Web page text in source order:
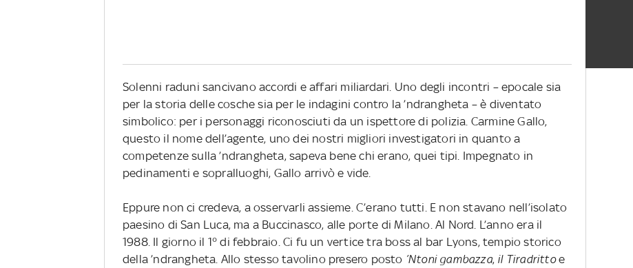
Solenni raduni sancivano accordi e affari miliardari. Uno degli incontri – epocale sia
per la storia delle cosche sia per le indagini contro la ’ndrangheta – è diventato
simbolico: per i personaggi riconosciuti da un ispettore di polizia. Carmine Gallo,
questo il nome dell’agente, uno dei nostri migliori investigatori in quanto a
competenze sulla ’ndrangheta, sapeva bene chi erano, quei tipi. Impegnato in
pedinamenti e sopralluoghi, Gallo arrivò e vide.
Eppure non ci credeva, a osservarli assieme. C’erano tutti. E non stavano nell’isolato
paesino di San Luca, ma a Buccinasco, alle porte di Milano. Al Nord. L’anno era il
1988. Il giorno il 1° di febbraio. Ci fu un vertice tra boss al bar Lyons, tempio storico
della ’ndrangheta. Allo stesso tavolino presero posto ’Ntoni gambazza, il Tiradrittoe